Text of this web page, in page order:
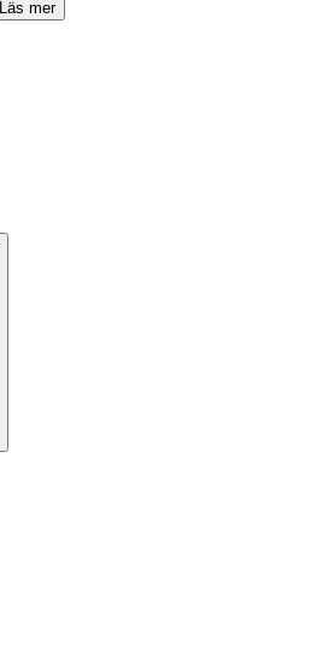
Läs mer